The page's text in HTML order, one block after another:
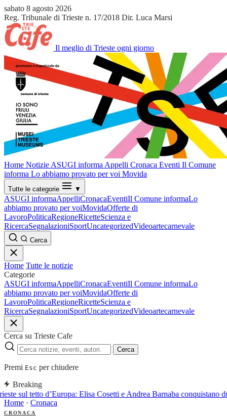
sabato 8 agosto 2026
Reg. Tribunale di Trieste n. 17/2018 Dir. Luca Marsi
Il meglio di Trieste ogni giorno
Home Notizie ASUGI informa Appelli Cronaca Eventi Il Comune
informa Lo abbiamo provato per voi Movida
Tutte le categorie ▼
ASUGI informaAppelliCronacaEventiIl Comune informaLo
abbiamo provato per voiMovidaOfferte di
LavoroPoliticaRegioneRicetteScienza e
RicercaSegnalazioniSportUncategorizedVideoartecarnevale
Cerca
Home Tutte le notizie
Categorie
ASUGI informaAppelliCronacaEventiIl Comune informaLo
abbiamo provato per voiMovidaOfferte di
LavoroPoliticaRegioneRicetteScienza e
RicercaSegnalazioniSportUncategorizedVideoartecarnevale
Cerca su Trieste Cafe
Cerca
Premi Esc per chiudere
Breaking
sul tetto d’Europa: Elisa Cosetti e Andrea Barnaba conquistano
Home · Cronaca
CRONACA